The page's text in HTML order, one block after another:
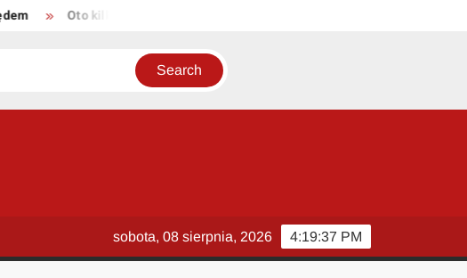
Oto kilka propozycji unikalnych tytułów zachowujących sens
4:19:37 PM
sobota, 08 sierpnia, 2026